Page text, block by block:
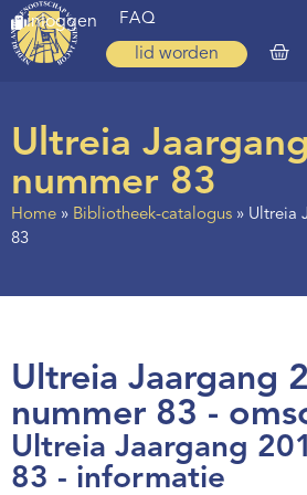
inloggen FAQ
lid worden
Zoeken
Over ons
Op weg
Spirituele reis
Regio’s
Nieuws
Agenda
Ultreia
nummer 83
Home » Bibliotheek-catalogus » Ultreia
83
Ultreia Jaargang
nummer 83 -
Ultreia Jaargang
83 - informatie